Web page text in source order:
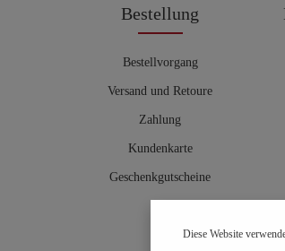
Bestellung
Bestellvorgang
Versand und Retoure
Zahlung
Kundenkarte
Geschenkgutscheine
Diese Website